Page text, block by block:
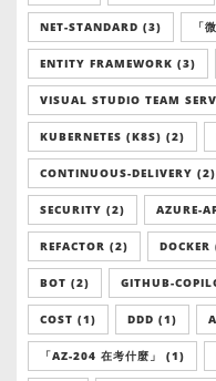
NET-STANDARD (3) 「
ENTITY FRAMEWORK (3)
VISUAL STUDIO TEAM
KUBERNETES (K8S) (2)
CONTINUOUS-DELIVERY (2)
SECURITY (2) AZURE-
REFACTOR (2)
BOT (2) GITHUB-
COST (1) DDD (1)
「AZ-204 在考什麼」 (1)